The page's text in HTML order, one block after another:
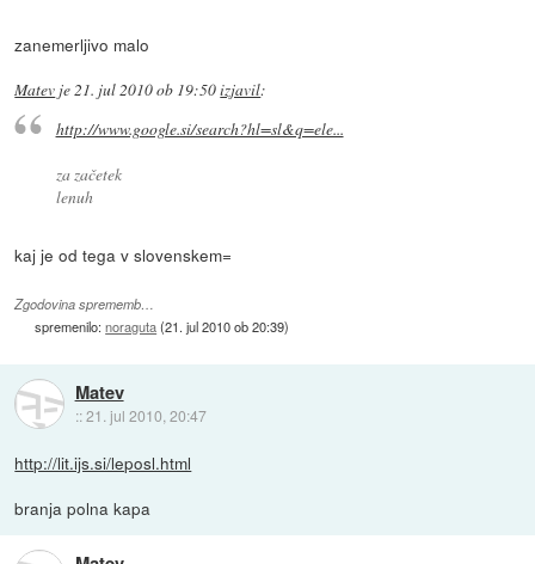
zanemerljivo malo
Matev je21. jul 2010 ob 19:50izjavil:
http://www.google.si/search?hl=sl&q=ele...
za začetek
lenuh
kaj je od tega v slovenskem=
Zgodovina sprememb…
spremenilo:noraguta(21. jul 2010 ob 20:39)
Matev
::21. jul 2010, 20:47
http://lit.ijs.si/leposl.html
branja polna kapa